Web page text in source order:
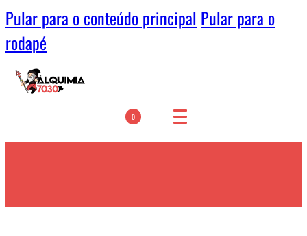
Pular para o conteúdo principal Pular para o
rodapé
0